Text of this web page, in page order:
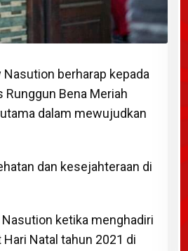
berharap kepada
Bena Meriah
dalam mewujudkan
dan kesejahteraan di
ketika menghadiri
Natal tahun 2021 di